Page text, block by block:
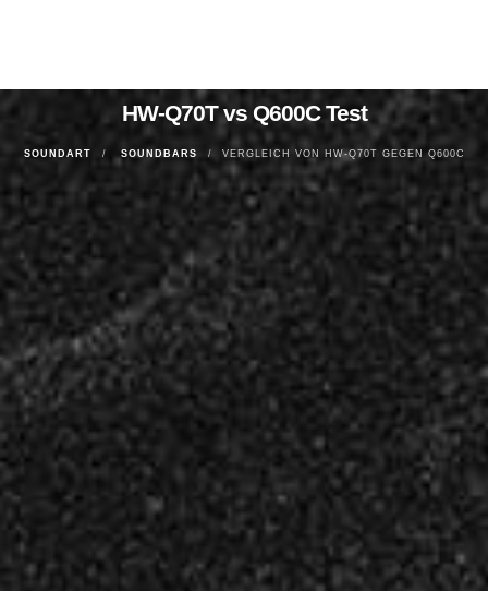
HW-Q70T vs Q600C Test
SOUNDART SOUNDBARS VERGLEICH VON HW-Q70T GEGEN Q600C